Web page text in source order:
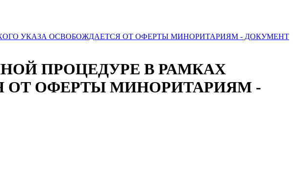
УКАЗА ОСВОБОЖДАЕТСЯ ОТ ОФЕРТЫ МИНОРИТАРИЯМ - ДОКУМЕНТ
ПРОЦЕДУРЕ В РАМКАХ
ОТ ОФЕРТЫ МИНОРИТАРИЯМ -